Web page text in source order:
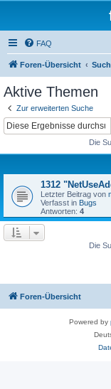
FAQ
Foren-Übersicht
Aktive Themen
Zur erweiterten Suche
Die
1312
Letzter Beitrag von
Verfasst in Bugs
Antworten: 4
Die
Foren-Übersicht
Powered by